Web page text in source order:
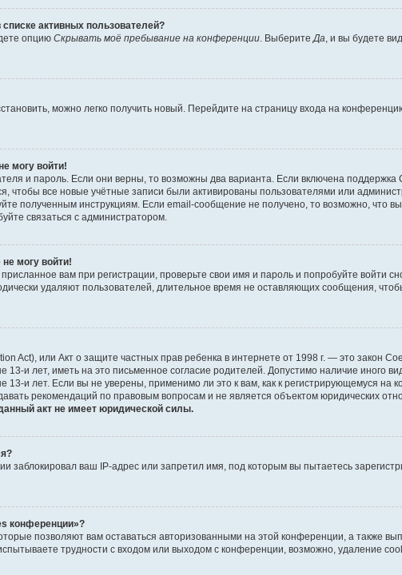
активных пользователей?
опцию Скрывать моё пребывание на конференции . Выберите Да , и вы будете
можно легко получить новый. Перейдите на страницу входа на
могу войти!
и пароль. Если они верны, то возможны два варианта. Если включена
чтобы все новые учётные записи были активированы пользователями или
полученным инструкциям. Если email-сообщение не получено, то возможно, что
связаться с администратором.
могу войти!
вам при регистрации, проверьте свои имя и пароль и попробуйте войти
удаляют пользователей, длительное время не оставляющих сообщения,
Act), или Акт о защите частных прав ребенка в интернете от 1998 г. — это
и лет, иметь на это письменное согласие родителей. Допустимо наличие иного
и лет. Если вы не уверены, применимо ли это к вам, как к регистрирующемуся
рекомендаций по правовым вопросам и не является объектом юридических
акт не имеет юридической силы.
заблокировал ваш IP-адрес или запретил имя, под которым вы пытаетесь
конференции»?
позволяют вам оставаться авторизованными на этой конференции, а также
трудности с входом или выходом с конференции, возможно, удаление